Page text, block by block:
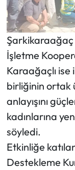
Şarkikaraağaç
İşletme
Karaağaçlı
birliğinin ortak
anlayışını
kadınlarına
söyledi.
Etkinliğe
Destekleme